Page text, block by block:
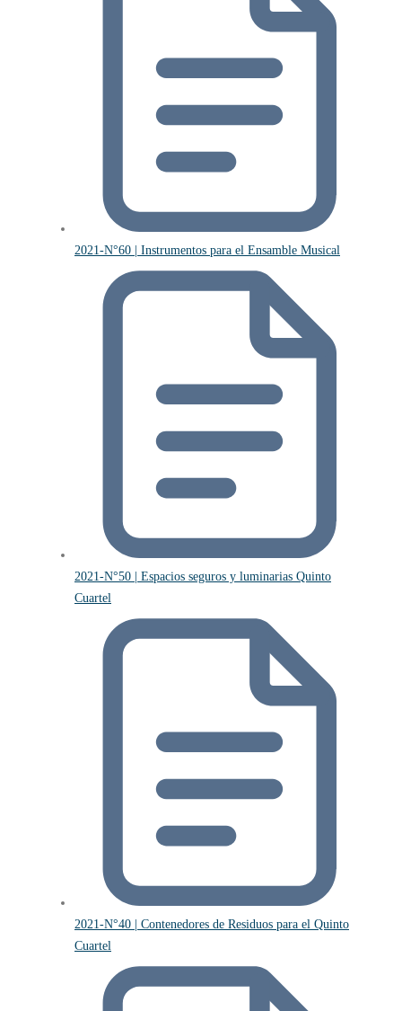
2021-N°60 | Instrumentos para el Ensamble Musical
2021-N°50 | Espacios seguros y luminarias Quinto
Cuartel
2021-N°40 | Contenedores de Residuos para el Quinto
Cuartel